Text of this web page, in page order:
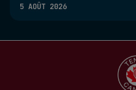
5 AOÛT 2026